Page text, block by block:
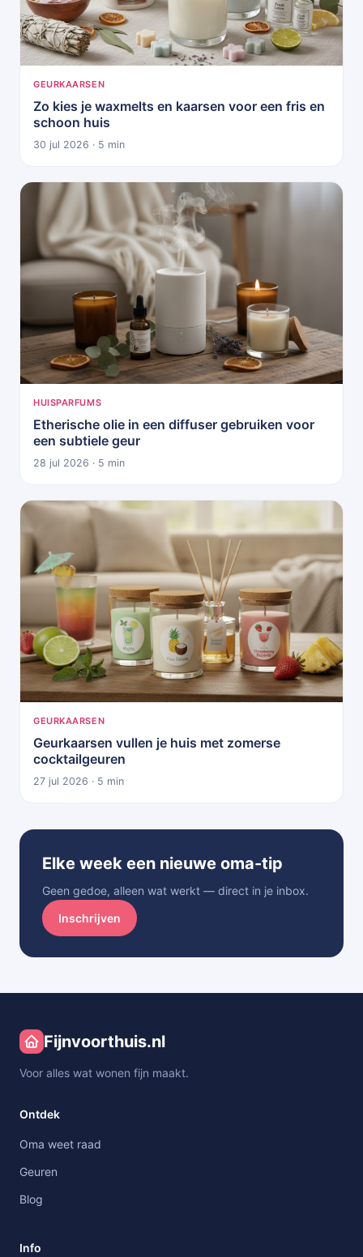
GEURKAARSEN
Zo kies je waxmelts en kaarsen voor een fris en
schoon huis
30 jul 2026 · 5 min
HUISPARFUMS
Etherische olie in een diffuser gebruiken voor
een subtiele geur
28 jul 2026 · 5 min
GEURKAARSEN
Geurkaarsen vullen je huis met zomerse
cocktailgeuren
27 jul 2026 · 5 min
Elke week een nieuwe oma-tip
Geen gedoe, alleen wat werkt — direct in je inbox.
Inschrijven
Fijnvoorthuis.nl
Voor alles wat wonen fijn maakt.
Ontdek
Oma weet raad
Geuren
Blog
Info